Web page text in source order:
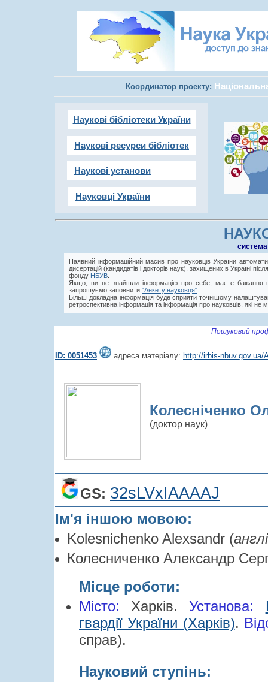
Координатор проекту:
Наукові бібліотеки України
Наукові ресурси бібліотек
Наукові установи
Науковці України
cистема
Наявний інформаційний масив про науковців України
дисертацій (кандидатів і докторів наук), захищених в Україні
фонду НБУВ
Якщо, ви не знайшли інформацію про себе, маєте бажання
запрошуємо заповнити "Анкету науковця"
Більш докладна інформація буде сприяти точнішому
ретроспективна інформація та інформація про науковців, які не
Пошуковий
ID: 0051453 адреса матеріалу: http://irbis-nbuv.gov.ua/
Колесніченко
(доктор наук)
GS: 32sLVxIAAAAJ
Ім'я іншою мовою:
Kolesnichenko Alexsandr (
Колесниченко Александр
Місце роботи:
Місто: Харків. Установа:
гвардії України (Харків).
справ).
Науковий ступінь: